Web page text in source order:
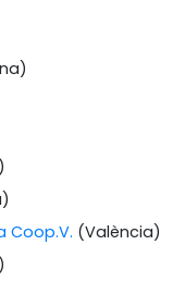
Coop.V. (València)